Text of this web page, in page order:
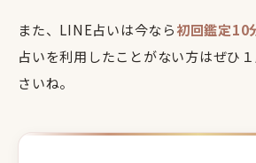
また、LINE占いは今なら初回鑑定10
占いを利用したことがない方はぜひ
さいね。